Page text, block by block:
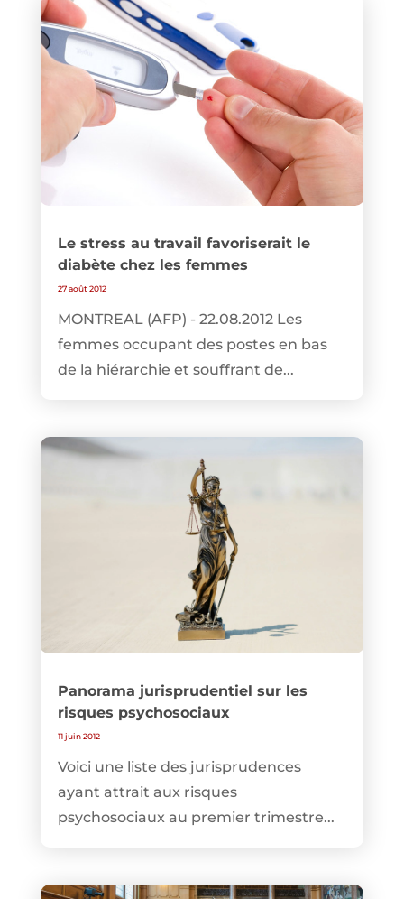
Le stress au travail favoriserait le
diabète chez les femmes
27 août 2012
MONTREAL (AFP) - 22.08.2012 Les
femmes occupant des postes en bas
de la hiérarchie et souffrant de...
Panorama jurisprudentiel sur les
risques psychosociaux
11 juin 2012
Voici une liste des jurisprudences
ayant attrait aux risques
psychosociaux au premier trimestre...